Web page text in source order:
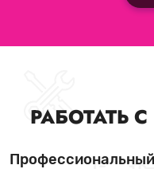
РАБОТАТЬ